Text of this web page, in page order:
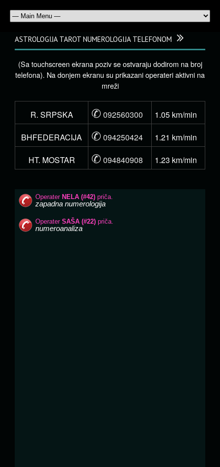
ASTROLOGIJA TAROT NUMEROLOGIJA TELEFONOM
(Sa touchscreen ekrana poziv se ostvaraju dodirom na broj
telefona). Na donjem ekranu su prikazani operateri aktivni na
mreži
R. SRPSKA ✆ 092560300
1.05 km/min
BHFEDERACIJA
✆ 094250424
1.21 km/min
HT. MOSTAR
✆ 094840908 1.23 km/min